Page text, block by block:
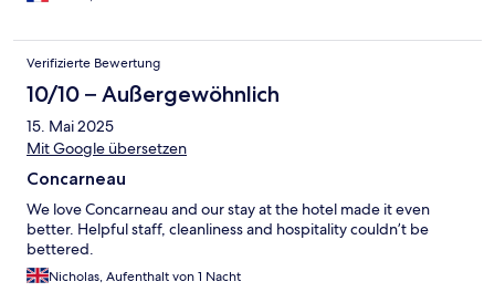
Verifizierte Bewertung
10/10 – Außergewöhnlich
15. Mai 2025
Mit Google übersetzen
Concarneau
We love Concarneau and our stay at the hotel made it even
better. Helpful staff, cleanliness and hospitality couldn’t be
bettered.
Nicholas, Aufenthalt von 1 Nacht